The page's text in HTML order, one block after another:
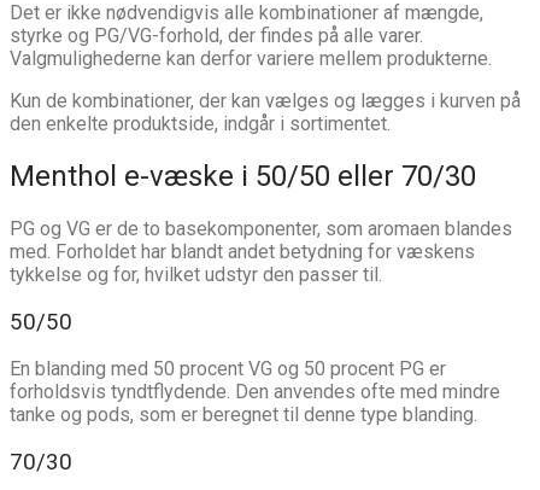
Det er ikke nødvendigvis alle kombinationer af mængde,
styrke og PG/VG-forhold, der findes på alle varer.
Valgmulighederne kan derfor variere mellem produkterne.
Kun de kombinationer, der kan vælges og lægges i kurven på
den enkelte produktside, indgår i sortimentet.
Menthol e-væske i 50/50 eller 70/30
PG og VG er de to basekomponenter, som aromaen blandes
med. Forholdet har blandt andet betydning for væskens
tykkelse og for, hvilket udstyr den passer til.
50/50
En blanding med 50 procent VG og 50 procent PG er
forholdsvis tyndtflydende. Den anvendes ofte med mindre
tanke og pods, som er beregnet til denne type blanding.
70/30